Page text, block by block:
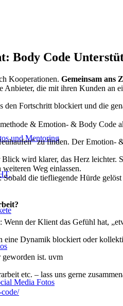
und Mentoring
Media Fotos
Body Code
Kooperationen. Gemeinsam ans
die mit ihren Kunden an
den Fortschritt blockiert und die
& Emotion- & Body Code
zu finden. Der Emotion-
wird klarer, das Herz leichter.
Weg einlassen.
die tiefliegende Hürde
der Klient das Gefühl hat,
eine Dynamik blockiert oder
ist. uvm
etc. – lass uns gerne